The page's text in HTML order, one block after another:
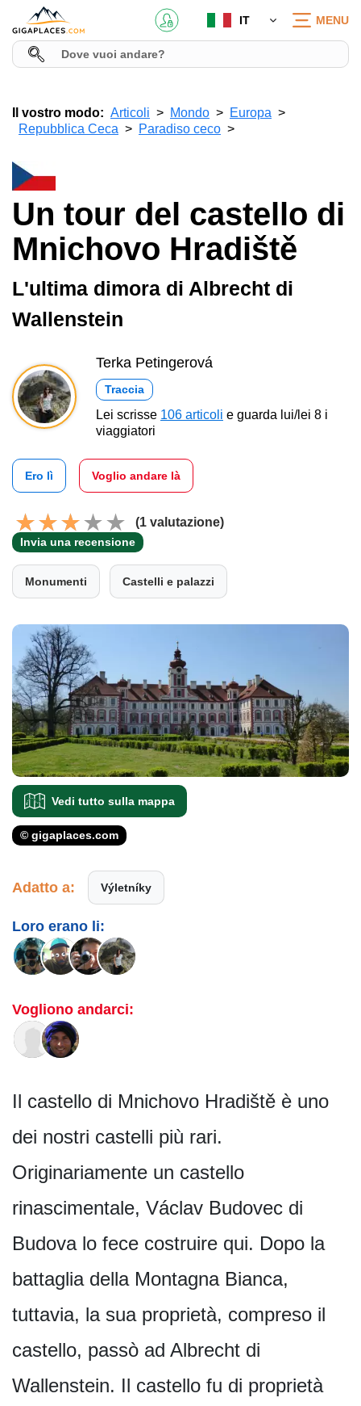
IT MENU
Il vostro modo: Articoli Mondo
Europa
Repubblica Ceca
Paradiso ceco
Un tour del castello di
Mnichovo Hradiště
L'ultima dimora di Albrecht di
Wallenstein
Terka Petingerová
Traccia
Lei scrisse 106 articoli e guarda lui/lei 8 i
viaggiatori
Ero lì Voglio andare là
(1 valutazione)
Invia una recensione
Monumenti Castelli e palazzi
Vedi tutto sulla mappa
© gigaplaces.com
Adatto a: Výletníky
Loro erano li:
Vogliono andarci:
Il castello di Mnichovo Hradiště è uno
dei nostri castelli più rari.
Originariamente un castello
rinascimentale, Václav Budovec di
Budova lo fece costruire qui. Dopo la
battaglia della Montagna Bianca,
tuttavia, la sua proprietà, compreso il
castello, passò ad Albrecht di
Wallenstein. Il castello fu di proprietà